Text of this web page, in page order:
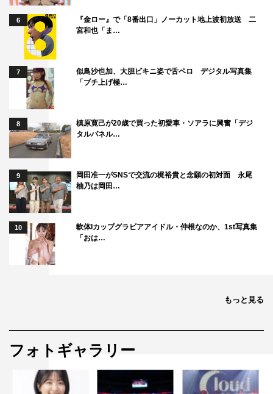
大森南朋
永野芽郁 田中圭
稲垣来泉
6
『金ロー』で「8番出口」ノーカット地上波初放送 二
宮和也「ま…
7
似鳥沙也加、大胆ビキニ姿で舌ペロ デジタル写真集
「ブチ上げ極…
8
槙原寛己が20歳で買った初愛車・ソアラに興奮「デジ
タルパネル…
9
岡田准一がSNSで交流の梶裕貴と念願の初対面 永尾
柚乃は岡田…
10
軟体Iカップグラビアアイドル・仲根なのか、1st写真集
「おは…
もっと見る
フォトギャラリー